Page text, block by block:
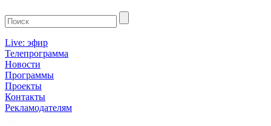
Live: эфир
Телепрограмма
Новости
Программы
Проекты
Контакты
Рекламодателям